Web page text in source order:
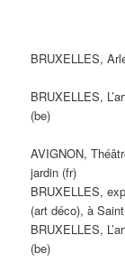
BRUXELLES,
BRUXELLES,
(be)
AVIGNON,
jardin (fr)
BRUXELLES,
(art déco), à
BRUXELLES,
(be)